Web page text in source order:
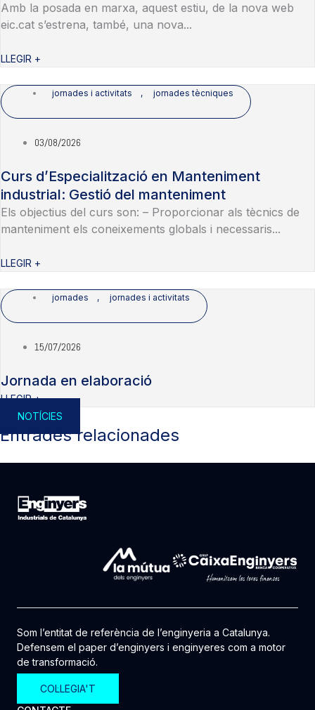
Amb la posada en marxa, aquest estiu, de la nova web
eic.cat s’estrena, també, una nova...
LLEGIR +
jornades i activitats , jornades tècniques
03/08/2026
Curs d’Especialització en Manteniment
industrial: Gestió del manteniment
Els objectius del curs son: – Proporcionar als tècnics de
manteniment els coneixements globals i necessaris...
LLEGIR +
jornades , jornades i activitats
15/07/2026
Jornada en elaboració
LLEGIR +
NOTÍCIES
Entrades relacionades
Som l’entitat de referència de l’enginyeria a Catalunya.
Defensem el paper d’enginyers i enginyeres com a motor
de transformació.
COL·LEGIA'T